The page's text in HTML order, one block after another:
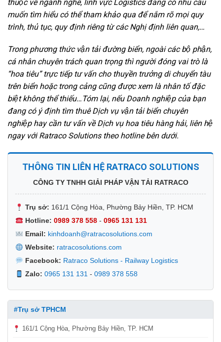
thuộc về ngành nghề, lĩnh vực Logistics đang có nhu cầu
muốn tìm hiểu có thể tham khảo qua để nắm rõ mọi quy
trình, thủ tục, quy định riêng từ các Nghị định liên quan,…
Trong phương thức vận tải đường biển, ngoài các bộ phận,
cá nhân chuyên trách quan trọng thì người đóng vai trò là
“hoa tiêu” trực tiếp tư vấn cho thuyền trưởng di chuyển tàu
trên biển hoặc trong cảng cũng được xem là nhân tố đặc
biệt không thể thiếu…Tóm lại, nếu Doanh nghiệp của bạn
đang có ý định tìm thuê Dịch vụ vận tải biển chuyên
nghiệp hay cần tư vấn về Dịch vụ hoa tiêu hàng hải, liên hệ
ngay với Ratraco Solutions theo hotline bên dưới.
THÔNG TIN LIÊN HỆ RATRACO SOLUTIONS
CÔNG TY TNHH GIẢI PHÁP VẬN TẢI RATRACO
Trụ sở: 161/1 Cộng Hòa, Phường Bảy Hiền, TP. HCM
Hotline: 0989 378 558- 0965 131 131
Email: kinhdoanh@ratracosolutions.com
Website: ratracosolutions.com
Facebook: Ratraco Solutions - Railway Logistics
Zalo: 0965 131 131- 0989 378 558
#Trụ sở TPHCM
161/1 Cộng Hòa, Phường Bảy Hiền, TP. HCM